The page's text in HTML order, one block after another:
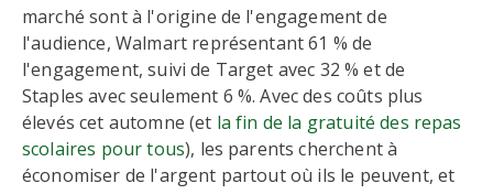
marché sont à l'origine de l'engagement de
l'audience, Walmart représentant 61 % de
l'engagement, suivi de Target avec 32 % et de
Staples avec seulement 6 %. Avec des coûts plus
élevés cet automne (et la fin de la gratuité des repas
scolaires pour tous), les parents cherchent à
économiser de l'argent partout où ils le peuvent, et